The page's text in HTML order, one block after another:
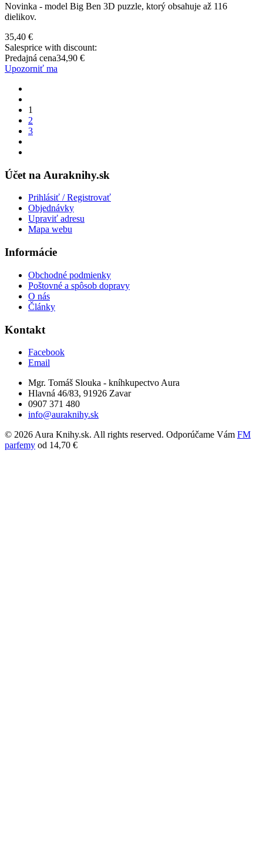
Novinka - model Big Ben 3D puzzle, ktorý obsahuje až 116
dielikov.
35,40 €
Salesprice with discount:
Predajná cena34,90 €
Upozorniť ma
1
2
3
Účet na Auraknihy.sk
Prihlásiť / Registrovať
Objednávky
Upraviť adresu
Mapa webu
Informácie
Obchodné podmienky
Poštovné a spôsob dopravy
O nás
Články
Kontakt
Facebook
Email
Mgr. Tomáš Slouka - kníhkupectvo Aura
Hlavná 46/83, 91926 Zavar
0907 371 480
info@auraknihy.sk
© 2026 Aura Knihy.sk. All rights reserved. Odporúčame Vám FM
parfemy od 14,70 €